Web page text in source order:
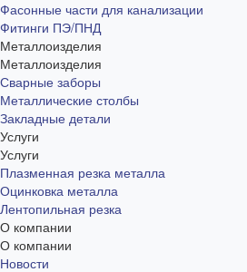
Фасонные части для канализации
Фитинги ПЭ/ПНД
Металлоизделия
Металлоизделия
Сварные заборы
Металлические столбы
Закладные детали
Услуги
Услуги
Плазменная резка металла
Оцинковка металла
Лентопильная резка
О компании
О компании
Новости